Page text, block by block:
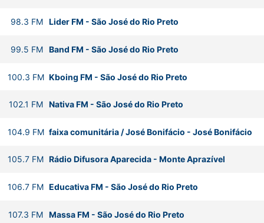
98.3 FM Lider FM - São José do Rio Preto
99.5 FM Band FM - São José do Rio Preto
100.3 FM Kboing FM - São José do Rio Preto
102.1 FM Nativa FM - São José do Rio Preto
104.9 FM faixa comunitária / José Bonifácio - José Bonifácio
105.7 FM Rádio Difusora Aparecida- Monte Aprazível
106.7 FM Educativa FM - São José do Rio Preto
107.3 FM Massa FM - São José do Rio Preto